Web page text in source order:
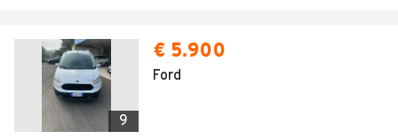
9
€ 5.900
Ford